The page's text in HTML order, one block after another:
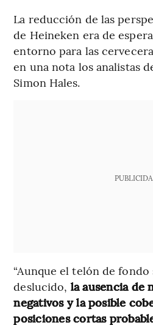
La reducción de las
de Heineken era de
entorno para las
en una nota los analistas
Simon Hales.
“Aunque el telón de fondo
deslucido, la ausencia de
negativos y la posible
posiciones cortas